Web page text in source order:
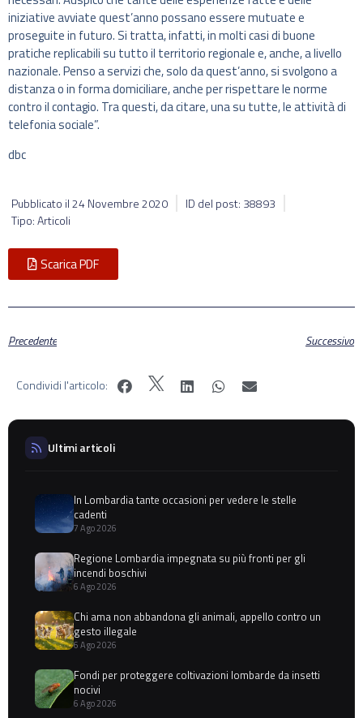
iniziative avviate quest’anno possano essere mutuate e
proseguite in futuro. Si tratta, infatti, in molti casi di buone
pratiche replicabili su tutto il territorio regionale e, anche, a livello
nazionale. Penso a servizi che, solo da quest’anno, si svolgono a
distanza o in forma domiciliare, anche per rispettare le norme
contro il contagio. Tra questi, da citare, una su tutte, le attività di
telefonia sociale”.
dbc
Pubblicato il24 Novembre 2020
ID del post: 38893
Tipo: Articoli
Scarica PDF
Precedente Successivo
Condividi l'articolo:
Ultimi articoli
In Lombardia tante occasioni per vedere le stelle
cadenti
7 Ago 2026
Regione Lombardia impegnata su più fronti per gli
incendi boschivi
6 Ago 2026
Chi ama non abbandona gli animali, appello contro un
gesto illegale
6 Ago 2026
Fondi per proteggere coltivazioni lombarde da insetti
nocivi
6 Ago 2026